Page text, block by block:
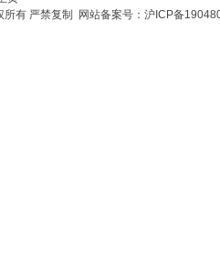
有 严禁复制 网站备案号： 沪ICP备